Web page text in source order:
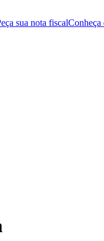
sua nota fiscalConheça